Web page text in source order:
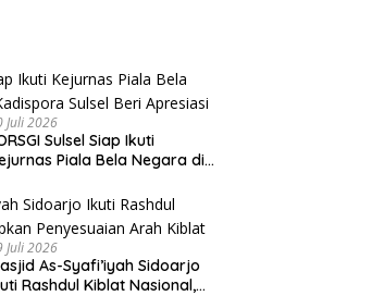
Juli 2026
Sulsel Siap Ikuti
Piala Bela Negara di
Juli 2026
As-Syafi’iyah Sidoarjo
Rashdul Kiblat Nasional,